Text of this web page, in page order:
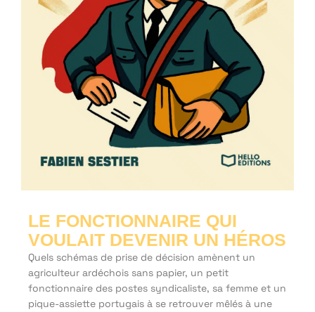
LE FONCTIONNAIRE QUI
VOULAIT DEVENIR UN HÉROS
Quels schémas de prise de décision amènent un
agriculteur ardéchois sans papier, un petit
fonctionnaire des postes syndicaliste, sa femme et un
pique-assiette portugais à se retrouver mêlés à une